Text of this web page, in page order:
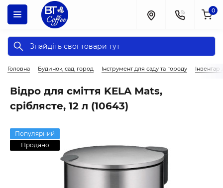
0
Головна Будинок, сад, город Інструмент для саду та городу
Відро для сміття KELA Mats,
сріблясте, 12 л (10643)
Популярний
Продано